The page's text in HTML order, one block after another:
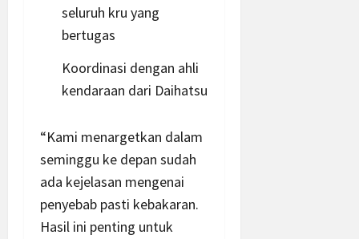
seluruh kru yang
bertugas
Koordinasi dengan ahli
kendaraan dari Daihatsu
“Kami menargetkan dalam
seminggu ke depan sudah
ada kejelasan mengenai
penyebab pasti kebakaran.
Hasil ini penting untuk